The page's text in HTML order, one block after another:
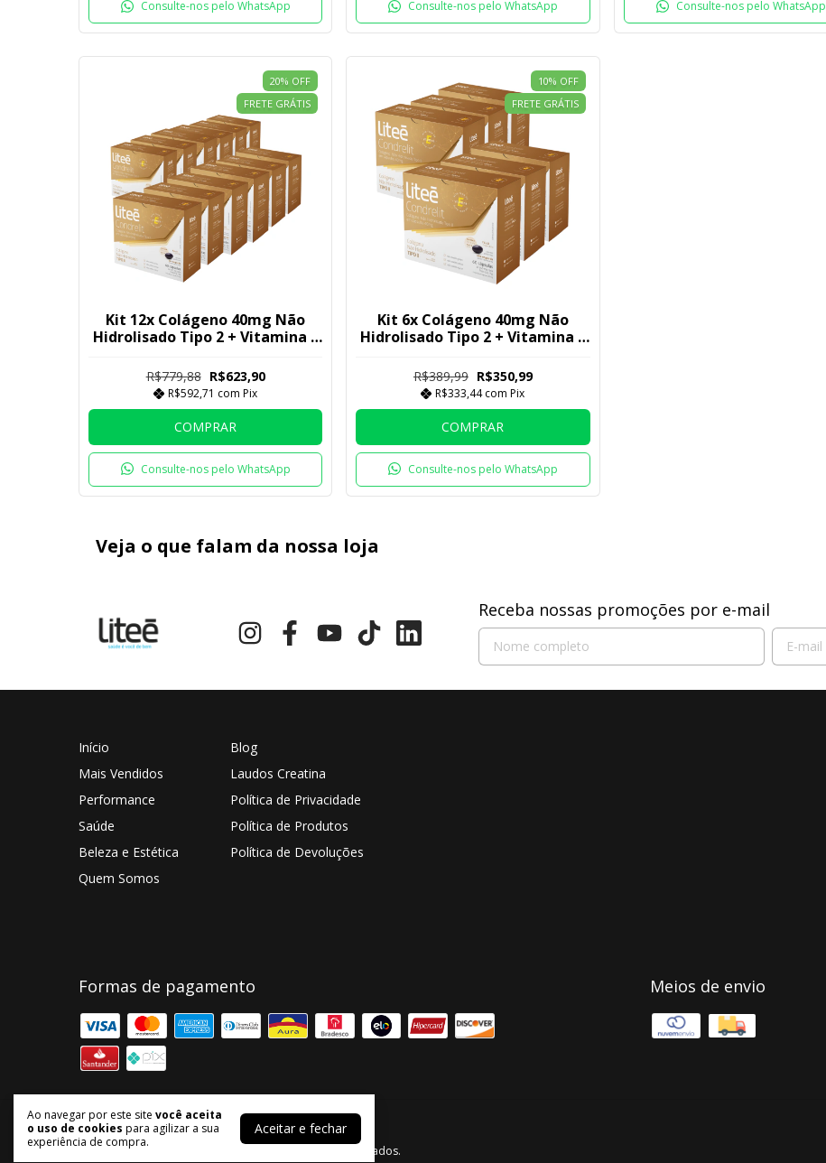
Ao navegar por este site você aceita
o uso de cookies para agilizar a sua
experiência de compra.
Aceitar e fechar
Consulte-nos pelo WhatsApp Consulte-nos pelo WhatsApp Consulte-nos pelo WhatsApp
20% OFF
FRETE GRÁTIS
Kit 12x Colágeno 40mg Não
Hidrolisado Tipo 2 + Vitamina E
R$779,88 R$623,90
R$592,71 com Pix
COMPRAR
Consulte-nos pelo WhatsApp
10% OFF
FRETE GRÁTIS
Kit 6x Colágeno 40mg Não
Hidrolisado Tipo 2 + Vitamina E
R$389,99 R$350,99
R$333,44com Pix
COMPRAR
Consulte-nos pelo WhatsApp
Veja o que falam da nossa loja
Receba nossas promoções por e-mail
Início
Mais Vendidos
Performance
Saúde
Beleza e Estética
Quem Somos
Blog
Laudos Creatina
Política de Privacidade
Política de Produtos
Política de Devoluções
Formas de pagamento Meios de envio
Loja Litee
©2026. Litee - 33735982000119. Todos os direitos reservados.